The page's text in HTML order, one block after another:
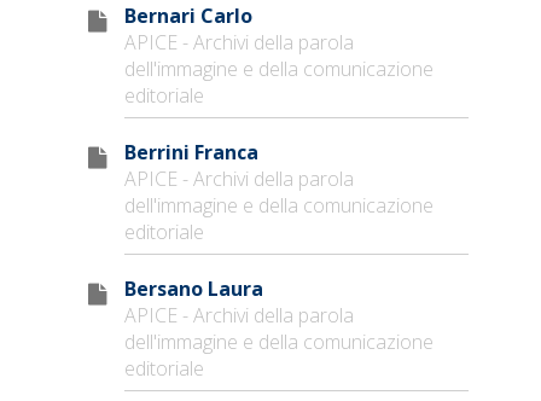
Bernari Carlo
APICE - Archivi della parola
dell'immagine e della comunicazione
editoriale
Berrini Franca
APICE - Archivi della parola
dell'immagine e della comunicazione
editoriale
Bersano Laura
APICE - Archivi della parola
dell'immagine e della comunicazione
editoriale